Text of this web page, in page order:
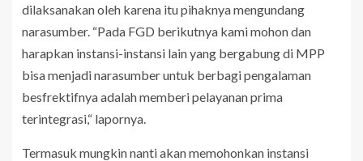
dilaksanakan oleh karena itu pihaknya mengundang
narasumber. “Pada FGD berikutnya kami mohon dan
harapkan instansi-instansi lain yang bergabung di MPP
bisa menjadi narasumber untuk berbagi pengalaman
besfrektifnya adalah memberi pelayanan prima
terintegrasi,“ lapornya.
Termasuk mungkin nanti akan memohonkan instansi